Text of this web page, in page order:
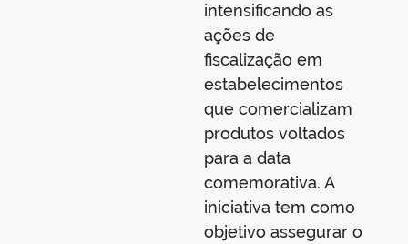
intensificando as
ações de
fiscalização em
estabelecimentos
que comercializam
produtos voltados
para a data
comemorativa. A
iniciativa tem como
objetivo assegurar o